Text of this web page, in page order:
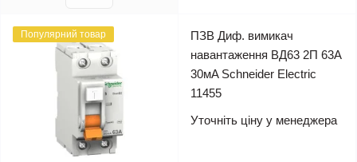
Популярний товар
ПЗВ Диф. вимикач
навантаження ВД63 2П 63A
30мA Schneider Electric
11455
Уточніть ціну у менеджера